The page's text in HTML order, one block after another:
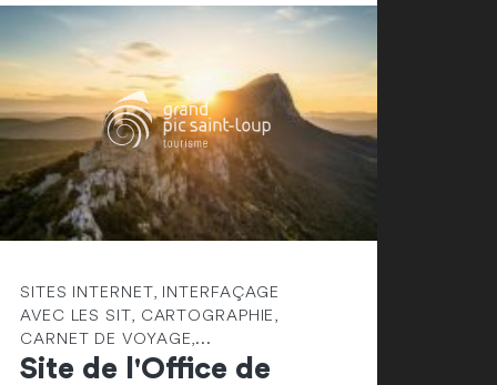
SITES INTERNET, INTERFAÇAGE
AVEC LES SIT, CARTOGRAPHIE,
CARNET DE VOYAGE,...
Site de l'Office de